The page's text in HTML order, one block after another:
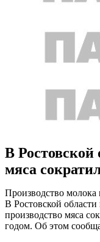
В Ростовской
мяса
Производство молока
В Ростовской области
производство мяса
годом. Об этом